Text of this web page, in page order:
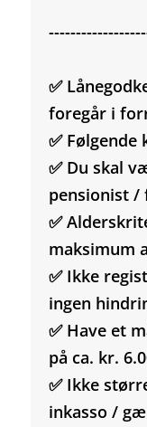
✅
foregår i
✅
✅ Du skal
pensionist /
✅
maksimum
✅ Ikke
ingen
✅ Have et
på ca. kr.
✅ Ikke
inkasso /